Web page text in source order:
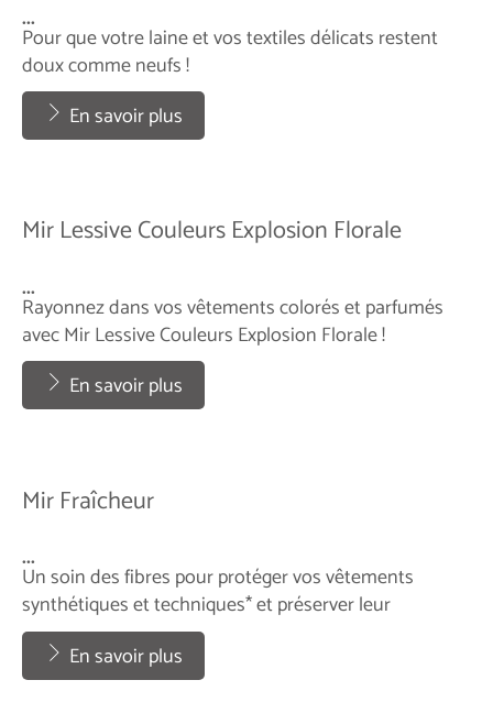
...
Pour que votre laine et vos textiles délicats restent
doux comme neufs !
...
En savoir plus
Mir Lessive Couleurs Explosion Florale
...
Rayonnez dans vos vêtements colorés et parfumés
avec Mir Lessive Couleurs Explosion Florale !
...
En savoir plus
Mir Fraîcheur
...
Un soin des fibres pour protéger vos vêtements
synthétiques et techniques* et préserver leur
élasticité.
...
En savoir plus